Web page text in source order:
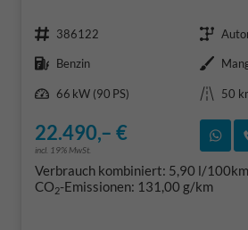
Fahrzeugnr. 386122 Getriebe
Kraftstoff Benzin Außenfarbe
Leistung
66 kW (90 PS) Kilometerstand 50
22.490,– €
incl. 19% MwSt.
Verbrauch kombiniert: 5,90 l/100km
CO2-Emissionen: 131,00 g/km